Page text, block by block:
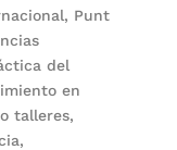
Punt
del
en
talleres,